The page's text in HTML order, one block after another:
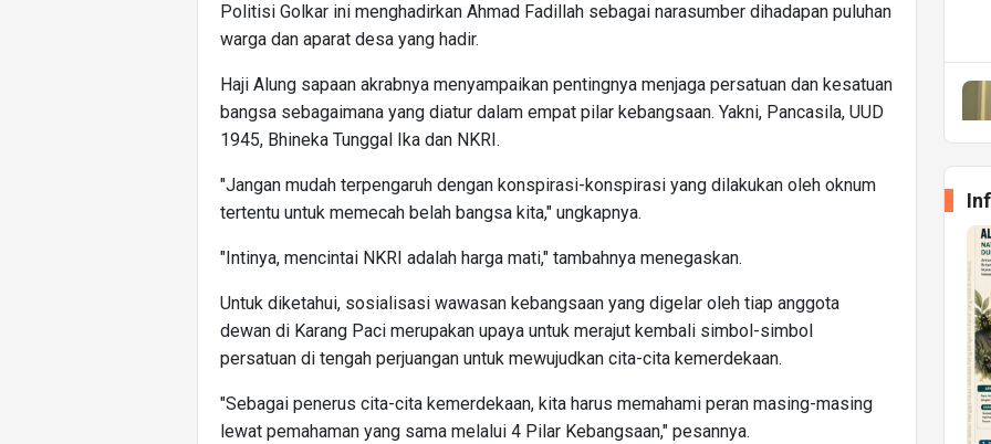
Politisi Golkar ini menghadirkan Ahmad Fadillah sebagai narasumber dihadapan puluhan
warga dan aparat desa yang hadir.
Haji Alung sapaan akrabnya menyampaikan pentingnya menjaga persatuan dan kesatuan
bangsa sebagaimana yang diatur dalam empat pilar kebangsaan. Yakni, Pancasila, UUD
1945, Bhineka Tunggal Ika dan NKRI.
"Jangan mudah terpengaruh dengan konspirasi-konspirasi yang dilakukan oleh oknum
tertentu untuk memecah belah bangsa kita," ungkapnya.
"Intinya, mencintai NKRI adalah harga mati," tambahnya menegaskan.
Untuk diketahui, sosialisasi wawasan kebangsaan yang digelar oleh tiap anggota
dewan di Karang Paci merupakan upaya untuk merajut kembali simbol-simbol
persatuan di tengah perjuangan untuk mewujudkan cita-cita kemerdekaan.
"Sebagai penerus cita-cita kemerdekaan, kita harus memahami peran masing-masing
lewat pemahaman yang sama melalui 4 Pilar Kebangsaan," pesannya.